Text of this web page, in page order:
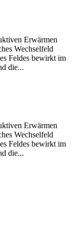
Erwärmen
Wechselfeld
Feldes bewirkt im
die...
Erwärmen
Wechselfeld
Feldes bewirkt im
die...